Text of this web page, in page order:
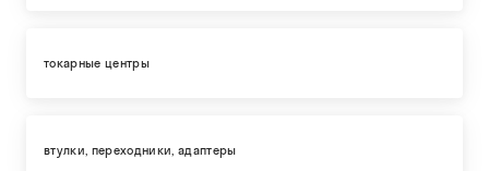
токарные центры
втулки, переходники, адаптеры